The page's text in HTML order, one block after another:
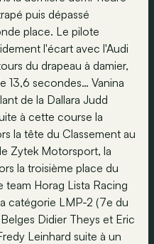
puis dépassé
place. Le pilote
l'écart avec l'Audi
du drapeau à damier,
13,6 secondes… Vanina
de la Dallara Judd
à cette course la
la tête du Classement au
Zytek Motorsport, la
la troisième place du
Horag Lista Racing
catégorie LMP-2 (7e du
Didier Theys et Eric
Leinhard suite à un